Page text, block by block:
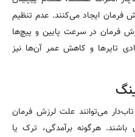
ایجاد می‌کنند. عدم تنظیم
فرمان در سرعت پایین و پیچ‌ها
تایرها و کاهش عمر آن‌ها نیز
می‌توانند علت لرزش فرمان
پیچیدن باشند. هرگونه برآمدگی، ترک یا